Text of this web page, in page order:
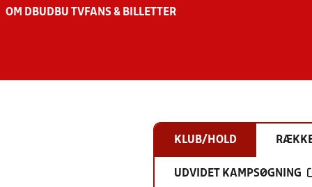
OM DBU DBU TV FANS & BILLETTER
KLUB/HOLD
UDVIDET KAMPSØGNING